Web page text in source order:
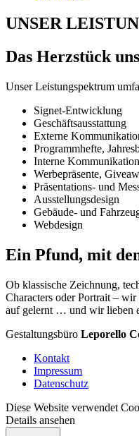
UNSER
Das Herzstück
Unser Leistungspektrum
Signet-Entwicklung
Geschäftsausstattung
Externe
Programmhefte,
Interne
Werbepräsente,
Präsentations- und
Ausstellungsdesign
Gebäude- und
Webdesign
Ein Pfund, mit
Ob klassische Zeichnung,
Characters oder Portrait –
auf gelernt … und wir lieben
Gestaltungsbüro Leporello
Kontakt
Impressum
Datenschutz
Diese Website verwendet
Details ansehen